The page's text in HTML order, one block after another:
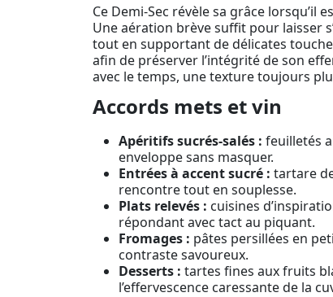
Ce Demi-Sec révèle sa grâce lorsqu’il
Une aération brève suffit pour laisser
tout en supportant de délicates
afin de préserver l’intégrité de son
avec le temps, une texture toujours
Accords mets et vin
Apéritifs sucrés-salés : feuilletés
enveloppe sans masquer.
Entrées à accent sucré : tartare
rencontre tout en souplesse.
Plats relevés : cuisines
répondant avec tact au piquant.
Fromages : pâtes persillées en
contraste savoureux.
Desserts : tartes fines aux fruits
l’effervescence caressante de la